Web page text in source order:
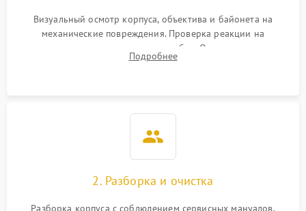
Визуальный осмотр корпуса, объектива и байонета на
механические повреждения. Проверка реакции на
включение, считывание кодов ошибок. Оценка состояния
матрицы и затвора, проверка работы автофокуса и вспышки.
Подробнее
2. Разборка и очистка
Разборка корпуса с соблюдением сервисных мануалов.